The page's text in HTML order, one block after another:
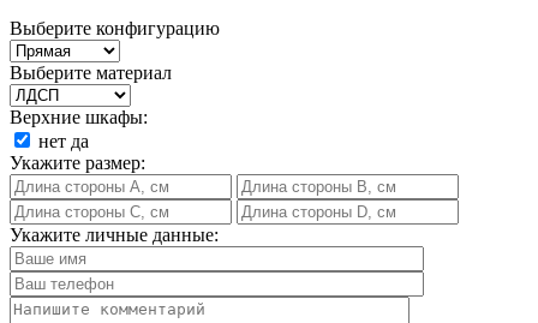
Выберите конфигурацию
Выберите материал
Верхние шкафы:
нет да
Укажите размер:
Укажите личные данные: